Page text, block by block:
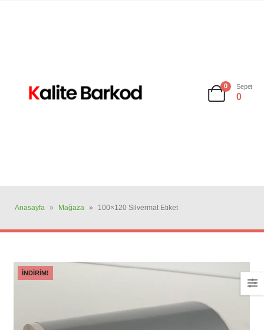
0 Sepet
0
Anasayfa » Mağaza » 100×120 Silvermat Etiket
İNDIRIM!